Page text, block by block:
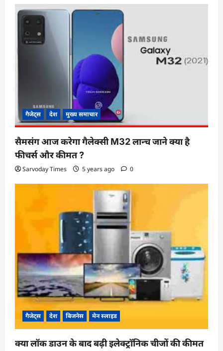
गैजेट्स देश मुख्य समाचार
सैमसंग आज करेगा गैलेक्सी M32 लान्च जाने क्या है
फीचर्स और कीमत ?
Sarvoday Times 5 years ago 0
गैजेट्स देश बिजनेस मेन स्लाइड
क्या लॉक डाउन के बाद बढ़ी इलेक्ट्रॉनिक चीजों की कीमत